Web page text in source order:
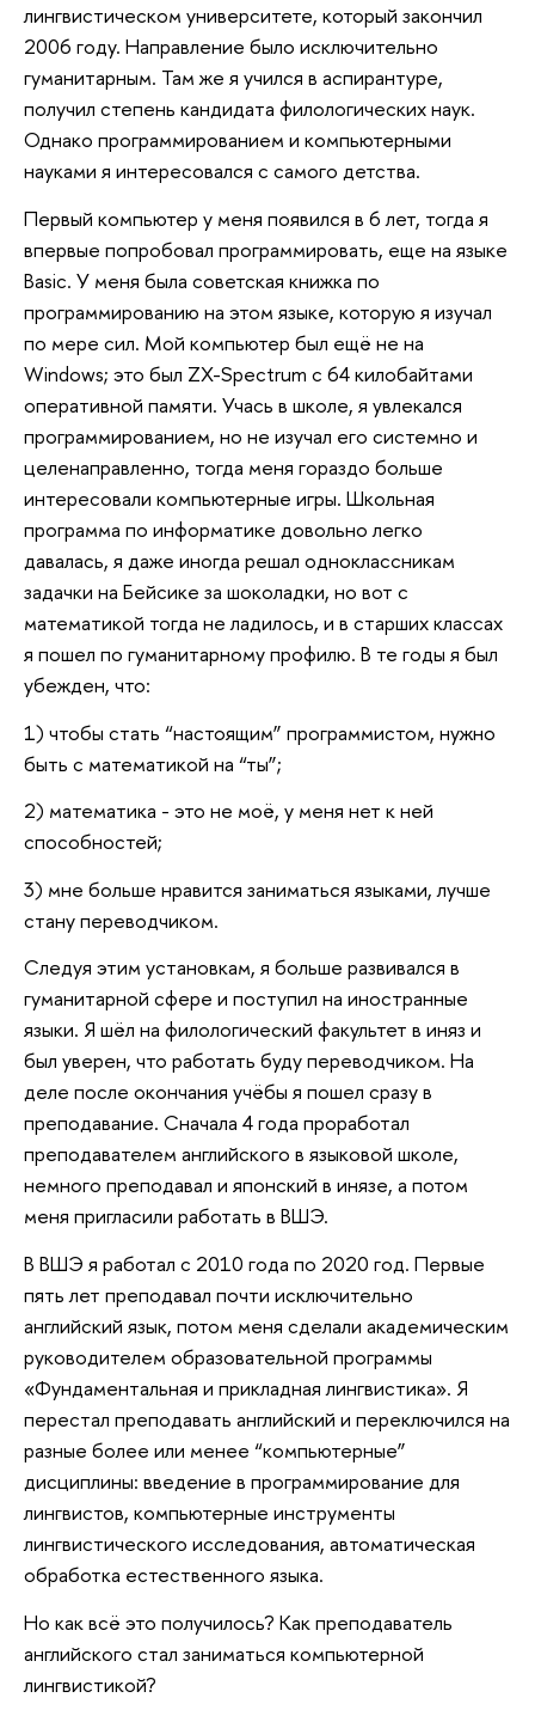
лингвистическом университете, который закончил
2006 году. Направление было исключительно
гуманитарным. Там же я учился в аспирантуре,
получил степень кандидата филологических наук.
Однако программированием и компьютерными
науками я интересовался с самого детства.
Первый компьютер у меня появился в 6 лет, тогда я
впервые попробовал программировать, еще на языке
Basic. У меня была советская книжка по
программированию на этом языке, которую я изучал
по мере сил. Мой компьютер был ещё не на
Windows; это был ZX-Spectrum с 64 килобайтами
оперативной памяти. Учась в школе, я увлекался
программированием, но не изучал его системно и
целенаправленно, тогда меня гораздо больше
интересовали компьютерные игры. Школьная
программа по информатике довольно легко
давалась, я даже иногда решал одноклассникам
задачки на Бейсике за шоколадки, но вот с
математикой тогда не ладилось, и в старших классах
я пошел по гуманитарному профилю. В те годы я был
убежден, что:
1) чтобы стать “настоящим” программистом, нужно
быть с математикой на “ты”;
2) математика - это не моё, у меня нет к ней
способностей;
3) мне больше нравится заниматься языками, лучше
стану переводчиком.
Следуя этим установкам, я больше развивался в
гуманитарной сфере и поступил на иностранные
языки. Я шёл на филологический факультет в иняз и
был уверен, что работать буду переводчиком. На
деле после окончания учёбы я пошел сразу в
преподавание. Сначала 4 года проработал
преподавателем английского в языковой школе,
немного преподавал и японский в инязе, а потом
меня пригласили работать в ВШЭ.
В ВШЭ я работал с 2010 года по 2020 год. Первые
пять лет преподавал почти исключительно
английский язык, потом меня сделали академическим
руководителем образовательной программы
«Фундаментальная и прикладная лингвистика». Я
перестал преподавать английский и переключился на
разные более или менее “компьютерные”
дисциплины: введение в программирование для
лингвистов, компьютерные инструменты
лингвистического исследования, автоматическая
обработка естественного языка.
Но как всё это получилось? Как преподаватель
английского стал заниматься компьютерной
лингвистикой?